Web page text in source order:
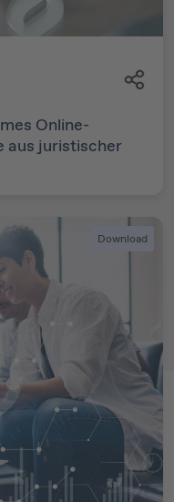
Online-
aus juristischer
Download